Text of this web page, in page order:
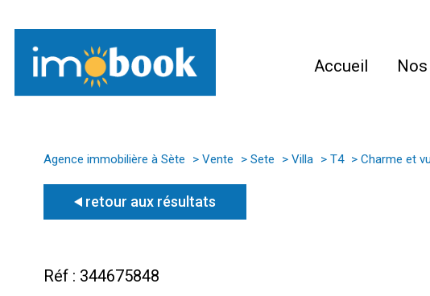
Accueil
Agence immobilière à Sète Vente Sete Villa T4 Charme et
retour aux résultats
Réf : 344675848